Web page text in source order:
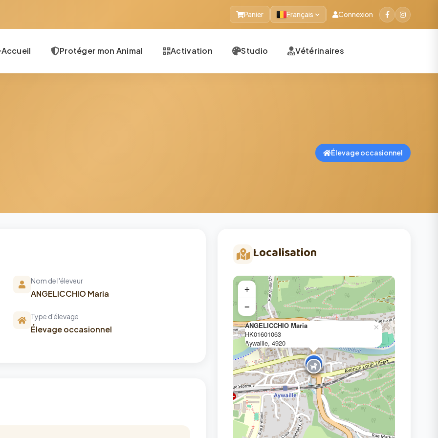
Panier Français Connexion
Accueil Protéger mon Animal Activation Studio Vétérinaires
Élevage occasionnel
Nom de l'éleveur
ANGELICCHIO Maria
Type d'élevage
Élevage occasionnel
Localisation
ANGELICCHIO Maria
HK01601063
Aywaille, 4920
×
+
−